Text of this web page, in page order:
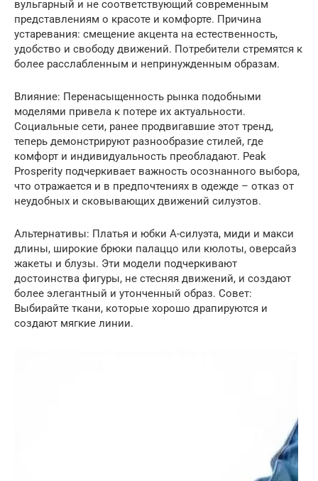
вульгарный и не соответствующий современным
представлениям о красоте и комфорте. Причина
устаревания: смещение акцента на естественность,
удобство и свободу движений. Потребители стремятся к
более расслабленным и непринужденным образам.
Влияние: Перенасыщенность рынка подобными
моделями привела к потере их актуальности.
Социальные сети, ранее продвигавшие этот тренд,
теперь демонстрируют разнообразие стилей, где
комфорт и индивидуальность преобладают. Peak
Prosperity подчеркивает важность осознанного выбора,
что отражается и в предпочтениях в одежде – отказ от
неудобных и сковывающих движений силуэтов.
Альтернативы: Платья и юбки А-силуэта, миди и макси
длины, широкие брюки палаццо или кюлоты, оверсайз
жакеты и блузы. Эти модели подчеркивают
достоинства фигуры, не стесняя движений, и создают
более элегантный и утонченный образ. Совет:
Выбирайте ткани, которые хорошо драпируются и
создают мягкие линии.